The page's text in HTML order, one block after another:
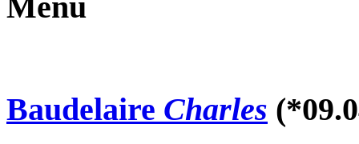
Baudelaire Charles